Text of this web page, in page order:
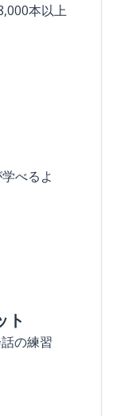
本以上
べるよ
ト
の練習